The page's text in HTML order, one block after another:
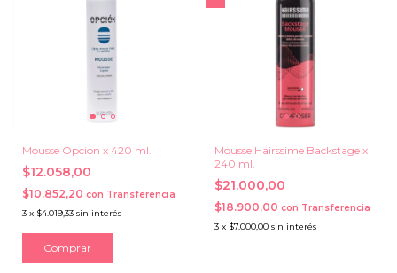
Mousse Opcion x 420 ml.
$12.058,00
$10.852,20 con Transferencia
3 x $4.019,33 sin interés
Mousse Hairssime Backstage x
240 ml.
$21.000,00
$18.900,00 con Transferencia
3 x $7.000,00 sin interés